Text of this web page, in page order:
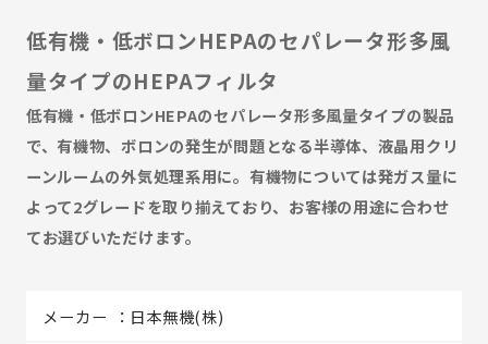
低有機・低ボロンHEPAのセパレータ形多風
量タイプのHEPAフィルタ
低有機・低ボロンHEPAのセパレータ形多風量タイプの製品
で、有機物、ボロンの発生が問題となる半導体、液晶用クリ
ーンルームの外気処理系用に。有機物については発ガス量に
よって2グレードを取り揃えており、お客様の用途に合わせ
てお選びいただけます。
メーカー 日本無機(株)